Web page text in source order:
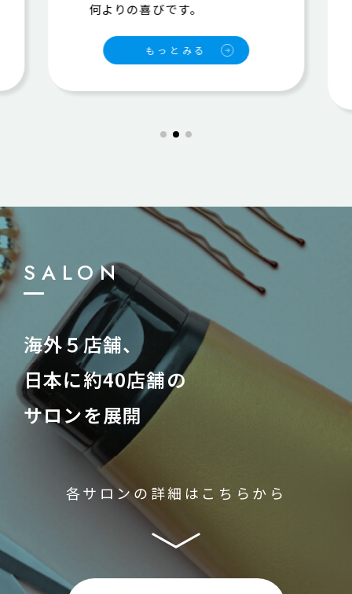
ハワイには素晴らしい
もっとみる
SALON
海外５店舗、
日本に約40店舗の
サロンを展開
各サロンの詳細はこちらから